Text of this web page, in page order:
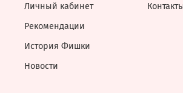
Личный кабинет
Рекомендации
История Фишки
Новости